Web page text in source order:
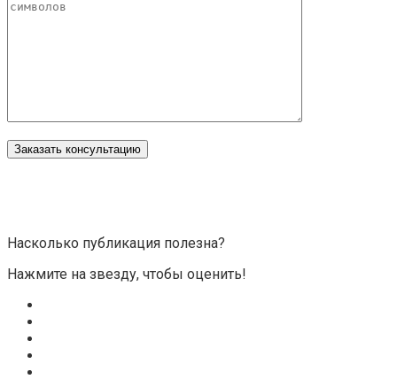
Насколько публикация полезна?
Нажмите на звезду, чтобы оценить!